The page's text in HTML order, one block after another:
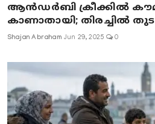
ആൻഡർബി ക്രീക്കിൽ
കാണാതായി; തിരച്ചിൽ
Shajan Abraham Jun 29, 2025 0